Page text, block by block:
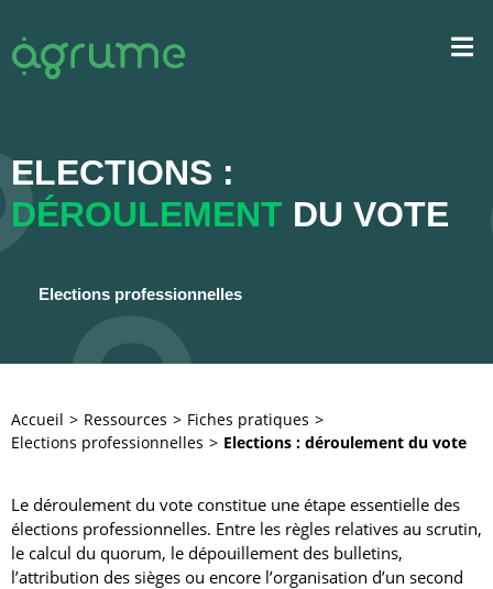
ELECTIONS :
DÉROULEMENT DU VOTE
Elections professionnelles
Accueil Ressources
Fiches pratiques
Elections professionnelles
Elections : déroulement du vote
Le déroulement du vote constitue une étape essentielle des
élections professionnelles. Entre les règles relatives au scrutin,
le calcul du quorum, le dépouillement des bulletins,
l’attribution des sièges ou encore l’organisation d’un second